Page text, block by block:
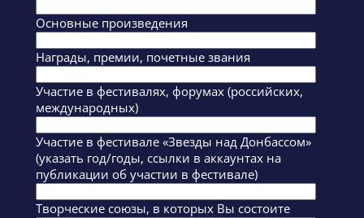
Основные произведения
Награды, премии, почетные звания
Участие в фестивалях, форумах (российских,
международных)
Участие в фестивале «Звезды над Донбассом»
(указать год/годы, ссылки в аккаунтах на
публикации об участии в фестивале)
Творческие союзы, в которых Вы состоите